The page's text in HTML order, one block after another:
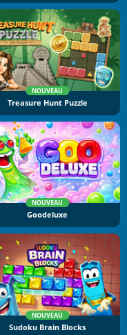
NOUVEAU
Treasure Hunt Puzzle
NOUVEAU
Goodeluxe
NOUVEAU
Sudoku Brain Blocks